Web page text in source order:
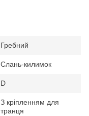
Гребний
Слань-килимок
D
З кріпленням для
транця